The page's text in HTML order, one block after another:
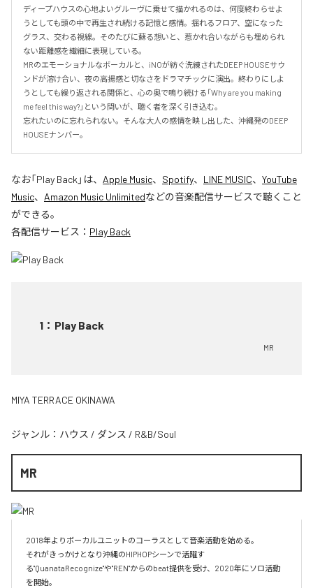
ディープハウスの心地よいグルーヴに乗せて描かれるのは、何度終わらせよ
うとしても頭の中で再生され続ける記憶と感情。揺れるフロア、空になった
グラス、交わる視線。そのたびに蘇る想いと、惹かれ合いながらも埋められ
ない距離感を繊細に表現している。
MRのエモーショナルなボーカルと、iNOが紡ぐ洗練されたDEEP HOUSEサウ
ンドが溶け合い、夜の高揚感と切なさをドラマチックに演出。終わりにしよ
うとしても繰り返される関係と、心の奥で鳴り続ける「Why are you making
me feel this way?」という問いが、聴く者を深く引き込む。
忘れたいのに忘れられない。そんな大人の感情を映し出した、沖縄発のDEEP
HOUSEナンバー。
なお「Play Back 」は、 Apple Music、 Spotify、 LINE MUSIC、 YouTube
Music、 Amazon Music Unlimitedなどの音楽配信サービスで聴くこと
ができる。
各配信サービス： Play Back
1 ： Play Back
MR
MIYA TERRACE OKINAWA
ジャンル： ハウス / ダンス / R&B/Soul
MR
2018年よりボーカルユニットのコーラスとして音楽活動を始める。
それがきっかけとなり沖縄のHIPHOPシーンで活躍す
る"QuanataRecognize"や"REN"からのbeat提供を受け、2020年にソロ活動
を開始。